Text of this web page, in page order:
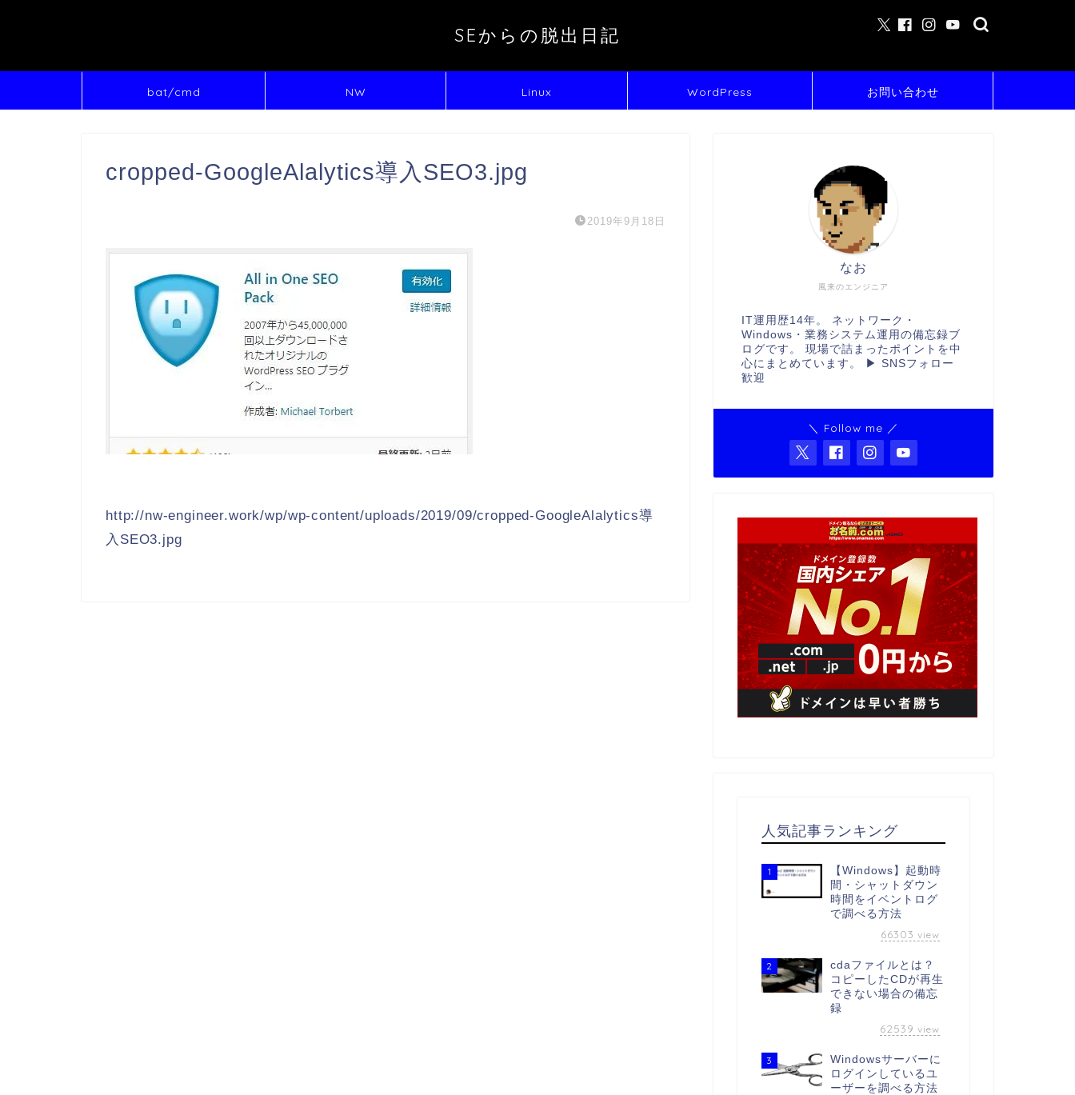
SEからの脱出日記
bat/cmd NW Linux WordPress お問い合わせ
cropped-GoogleAlalytics導入SEO3.jpg
2019年9月18日
http://nw-engineer.work/wp/wp-content/uploads/2019/09/cropped-GoogleAlalytics導
入SEO3.jpg
風来のエンジニア
なお
IT運用歴14年。 ネットワーク・
Windows・業務システム運用の備忘録ブ
ログです。 現場で詰まったポイントを中
心にまとめています。 ▶ SNSフォロー
歓迎
＼ Follow me ／
人気記事ランキング
1
【Windows】起動時
間・シャットダウン
時間をイベントログ
で調べる方法
66303 view
2
cdaファイルとは？
コピーしたCDが再生
できない場合の備忘
録
62539 view
3
Windowsサーバーに
ログインしているユ
ーザーを調べる方法